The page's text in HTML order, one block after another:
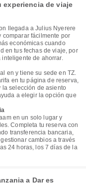
experiencia de viaje
llegada a Julius Nyerere
comparar fácilmente por
económicas cuando
en tus fechas de viaje, por
inteligente de ahorrar.
en y tiene su sede en TZ.
en tu página de reserva,
la selección de asiento
a elegir la opción que
en un solo lugar y
Completa tu reserva con
transferencia bancaria,
cambios a través
24 horas, los 7 días de la
a Dar es